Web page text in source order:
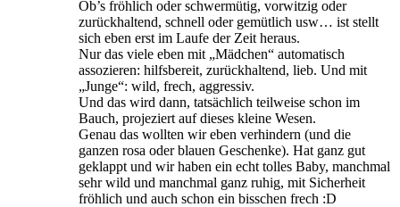
Ob’s fröhlich oder schwermütig, vorwitzig oder
zurückhaltend, schnell oder gemütlich usw… ist stellt
sich eben erst im Laufe der Zeit heraus.
Nur das viele eben mit „Mädchen“ automatisch
assozieren: hilfsbereit, zurückhaltend, lieb. Und mit
„Junge“: wild, frech, aggressiv.
Und das wird dann, tatsächlich teilweise schon im
Bauch, projeziert auf dieses kleine Wesen.
Genau das wollten wir eben verhindern (und die
ganzen rosa oder blauen Geschenke). Hat ganz gut
geklappt und wir haben ein echt tolles Baby, manchmal
sehr wild und manchmal ganz ruhig, mit Sicherheit
fröhlich und auch schon ein bisschen frech :D